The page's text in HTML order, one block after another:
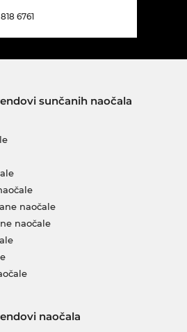
6761
sunčanih naočala
naočale
naočale
naočala